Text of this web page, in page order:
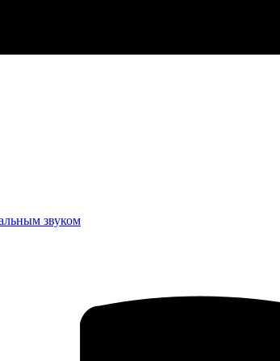
звуком